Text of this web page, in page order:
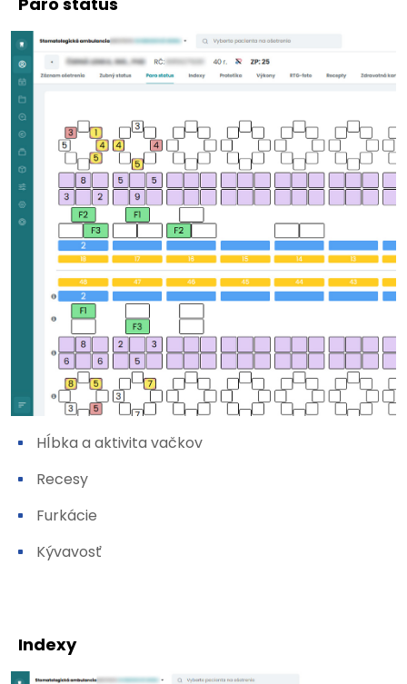
Hĺbka a aktivita vačkov
Recesy
Furkácie
Kývavosť
Indexy